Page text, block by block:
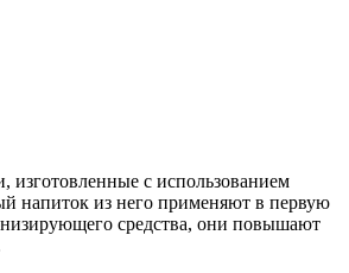
изготовленные с использованием
напиток из него применяют в первую
средства, они повышают